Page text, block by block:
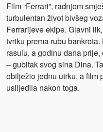
Film “Ferrari”, radnjom
turbulentan život bivšeg
Ferrarijeve ekipe. Glavni
tvrtku prema rubu
rasulu, a godinu dana
– gubitak svog sina Dina.
obilježio jednu utrku, a film
uslijedila nakon toga.